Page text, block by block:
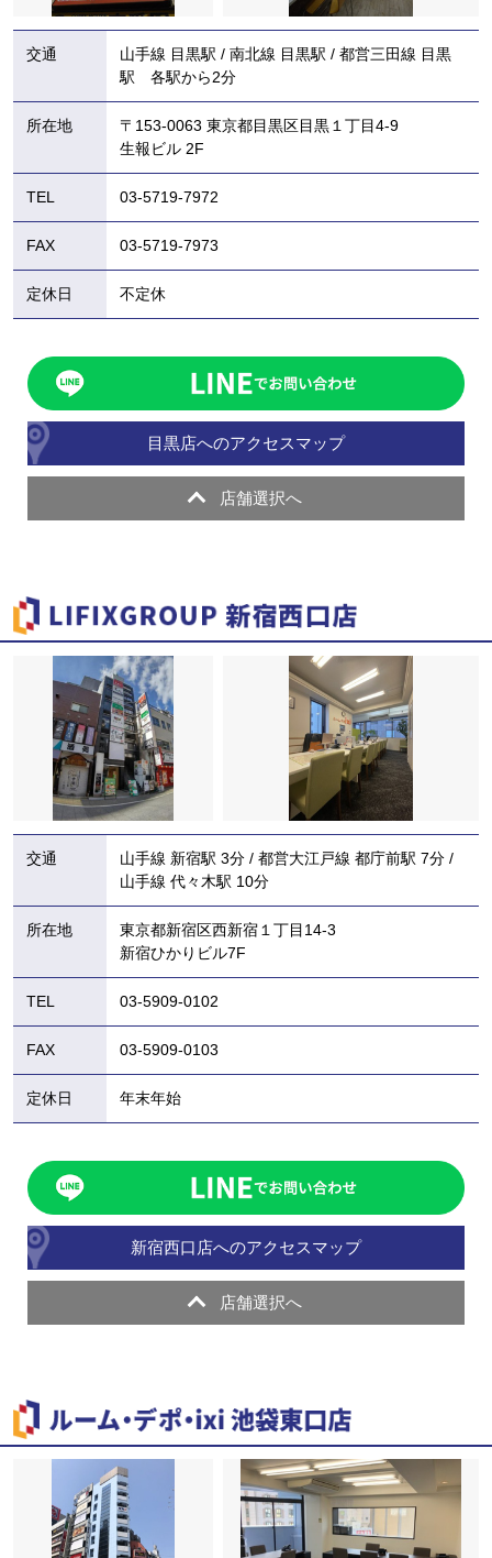
交通
山手線 目黒駅 / 南北線 目黒駅 / 都営三田線 目黒
駅 各駅から2分
所在地
〒153-0063 東京都目黒区目黒１丁目4-9
生報ビル 2F
TEL 03-5719-7972
FAX 03-5719-7973
定休日 不定休
目黒店へのアクセスマップ
店舗選択へ
交通
山手線 新宿駅 3分 / 都営大江戸線 都庁前駅 7分 /
山手線 代々木駅 10分
所在地
東京都新宿区西新宿１丁目14-3
新宿ひかりビル7F
TEL 03-5909-0102
FAX 03-5909-0103
定休日 年末年始
新宿西口店へのアクセスマップ
店舗選択へ